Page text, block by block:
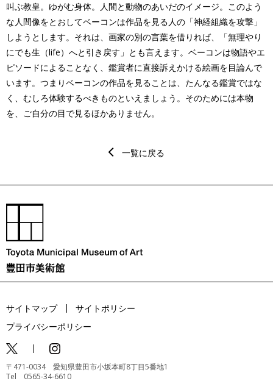
叫ぶ教皇。ゆがむ身体。人間と動物のあいだのイメージ。このよう
な人間像をとおしてベーコンは作品を見る人の「神経組織を攻撃」
しようとします。それは、画家の別の言葉を借りれば、「無理やり
にでも生（life）へと引き戻す」とも言えます。ベーコンは物語やエ
ピソードによることなく、鑑賞者に直接訴えかける絵画を目論んで
います。つまりベーコンの作品を見ることは、たんなる鑑賞ではな
く、むしろ体験するべきものといえましょう。そのためには本物
を、ご自分の目で見るほかありません。
一覧に戻る
サイトマップ
サイトポリシー
プライバシーポリシー
〒471-0034 愛知県豊田市小坂本町8丁目5番地1
Tel 0565-34-6610